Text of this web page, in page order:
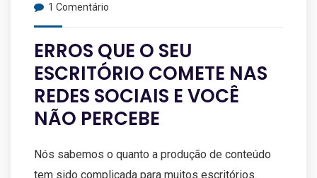
1 Comentário
ERROS QUE O SEU
ESCRITÓRIO COMETE NAS
REDES SOCIAIS E VOCÊ
NÃO PERCEBE
Nós sabemos o quanto a produção de conteúdo
tem sido complicada para muitos escritórios.